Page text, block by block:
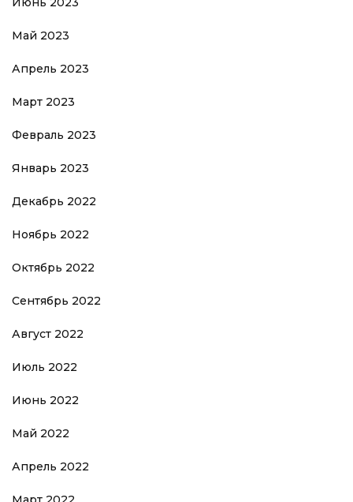
Май 2023
Апрель 2023
Март 2023
Февраль 2023
Январь 2023
Декабрь 2022
Ноябрь 2022
Октябрь 2022
Сентябрь 2022
Август 2022
Июль 2022
Июнь 2022
Май 2022
Апрель 2022